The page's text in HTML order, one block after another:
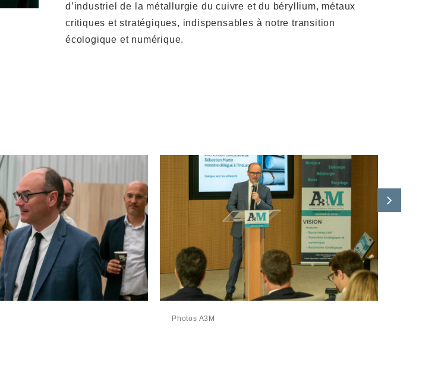
d’industriel de la métallurgie du cuivre et du béryllium, métaux
critiques et stratégiques, indispensables à notre transition
écologique et numérique.
Photos A3M